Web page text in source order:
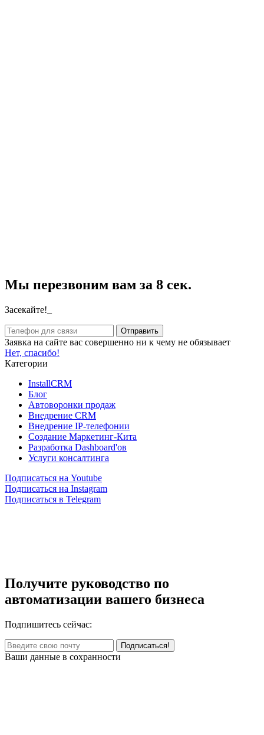
Мы перезвоним вам за 8 сек.
Засекайте!_
Заявка на сайте вас совершенно ни к чему не обязывает
Нет, спасибо!
Категории
InstallCRM
Блог
Автоворонки продаж
Внедрение CRM
Внедрение IP-телефонии
Создание Маркетинг-Кита
Разработка Dashboard'ов
Услуги консалтинга
Подписаться на Youtube
Подписаться на Instagram
Подписаться в Telegram
Получите руководство по
автоматизации вашего бизнеса
Подпишитесь сейчас:
Ваши данные в сохранности